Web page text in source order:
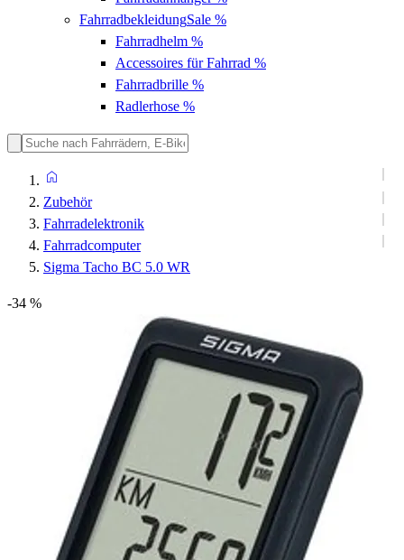
FahrradbekleidungSale %
Fahrradhelm %
Accessoires für Fahrrad %
Fahrradbrille %
Radlerhose %
Zubehör
Fahrradelektronik
Fahrradcomputer
Sigma Tacho BC 5.0 WR
-34 %